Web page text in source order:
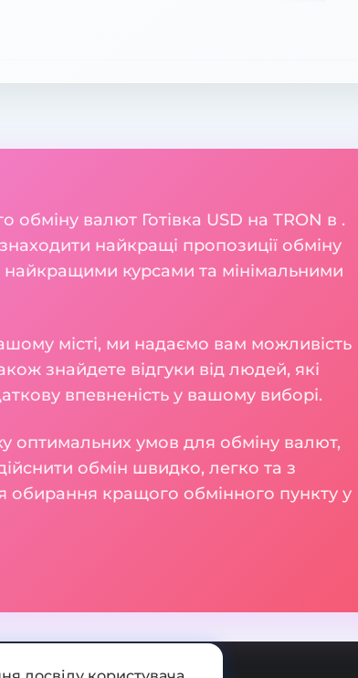
обміну валют Готівка USD на TRON в .
найкращі пропозиції обміну
найкращими курсами та мінімальними
місті, ми надаємо вам можливість
знайдете відгуки від людей, які
впевненість у вашому виборі.
оптимальних умов для обміну валют,
обмін швидко, легко та з
кращого обмінного пункту у